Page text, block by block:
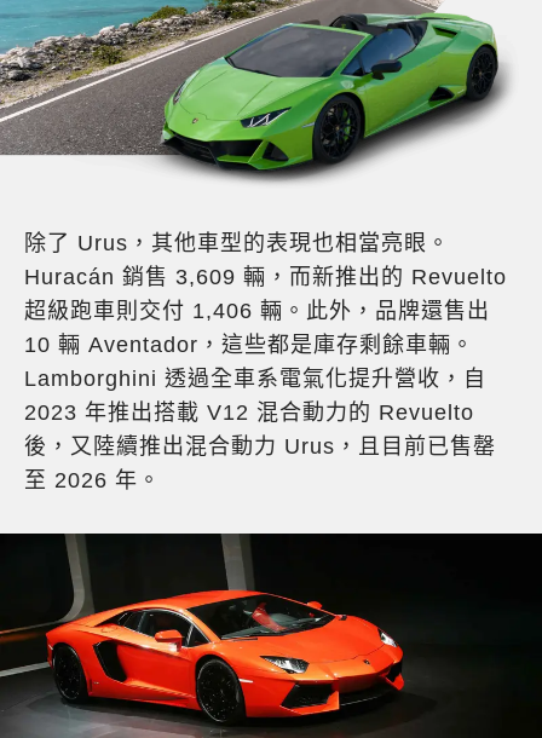
除了 Urus，其他車型的表現也相當亮眼。
Huracán 銷售 3,609 輛，而新推出的 Revuelto
超級跑車則交付 1,406 輛。此外，品牌還售出
10 輛 Aventador，這些都是庫存剩餘車輛。
Lamborghini 透過全車系電氣化提升營收，自
2023 年推出搭載 V12 混合動力的 Revuelto
後，又陸續推出混合動力 Urus，且目前已售罄
至 2026 年。